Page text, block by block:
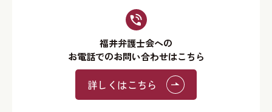
福井弁護士会への
お電話でのお問い合わせはこちら
詳しくはこちら